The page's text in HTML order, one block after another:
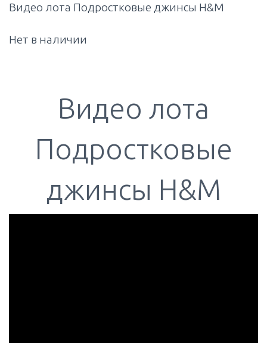
Видео лота Подростковые джинсы H&M
Нет в наличии
Видео лота
Подростковые
джинсы H&M